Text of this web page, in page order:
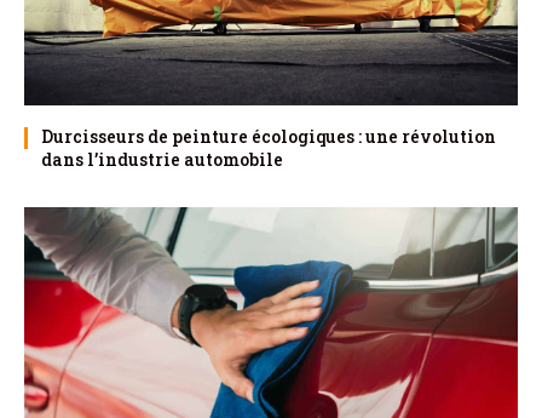
Durcisseurs de peinture écologiques : une révolution
dans l’industrie automobile